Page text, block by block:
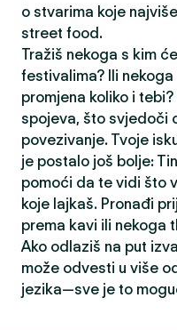
o stvarima koje
street food.
Tražiš nekoga s kim
festivalima? Ili
promjena koliko i
spojeva, što svjedoči
povezivanje. Tvoje
je postalo još bolje:
pomoći da te vidi što
koje lajkaš. Pronađi
prema kavi ili nekoga
Ako odlaziš na put
može odvesti u više
jezika—sve je to